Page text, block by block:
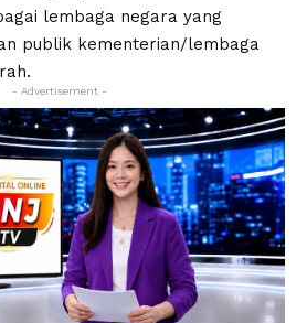
lembaga negara yang
publik kementerian/lembaga
- Advertisement -